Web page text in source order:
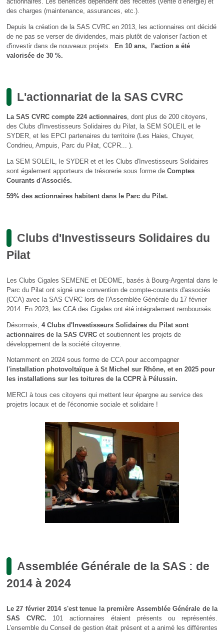
des charges (maintenance, assurances, etc.).
Depuis la création de la SAS CVRC en 2013, les actionnaires ont décidé
de ne pas se verser de dividendes, mais plutôt de valoriser l'action et
d'investir dans de nouveaux projets.
En 10 ans, l'action a été
valorisée de 30 %.
L'actionnariat de la SAS CVRC
La SAS CVRC compte 224 actionnaires, dont plus de 200 citoyens,
des Clubs d'Investisseurs Solidaires du Pilat, la SEM SOLEIL et le
SYDER, et les EPCI partenaires du territoire (Les Haies, Chuyer,
Condrieu, Ampuis, Parc du Pilat, CCPR... ).
La SEM SOLEIL, le SYDER et et les Clubs d'Investisseurs Solidaires
sont également apporteurs de trésorerie sous forme de Comptes
Courants d'Associés.
59% des actionnaires habitent dans le Parc du Pilat.
Clubs d'Investisseurs Solidaires du
Pilat
Les Clubs Cigales SEMENE et DEOME, basés à Bourg-Argental dans le
Parc du Pilat ont signé une convention de compte-courants d'associés
(CCA) avec la SAS CVRC lors de l'Assemblée Générale du 17 février
2014. En 2023, les CCA des Cigales ont été intégralement remboursés.
Désormais, 4 Clubs d'Investisseurs Solidaires du Pilat sont
actionnaires de la SAS CVRC et soutiennent les projets de
développement de la société citoyenne.
Notamment en 2024 sous forme de CCA pour accompagner
l'installation photovoltaïque à St Michel sur Rhône, et en 2025 pour
les installations sur les toitures de la CCPR à Pélussin.
MERCI à tous ces citoyens qui mettent leur épargne au service des
projetrs locaux et de l'économie sociale et solidaire !
Assemblée Générale de la SAS : de
2014 à 2024
Le 27 février 2014 s'est tenue la première Assemblée Générale de la
SAS CVRC. 101 actionnaires étaient présents ou représentés.
L'ensemble du Conseil de gestion était présent et a animé les différentes